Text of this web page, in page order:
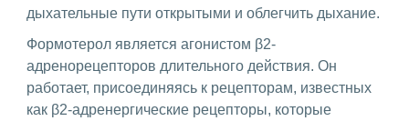
дыхательные пути открытыми и облегчить дыхание.
Формотерол является агонистом β2-
адренорецепторов длительного действия. Он
работает, присоединяясь к рецепторам, известных
как β2-адренергические рецепторы, которые